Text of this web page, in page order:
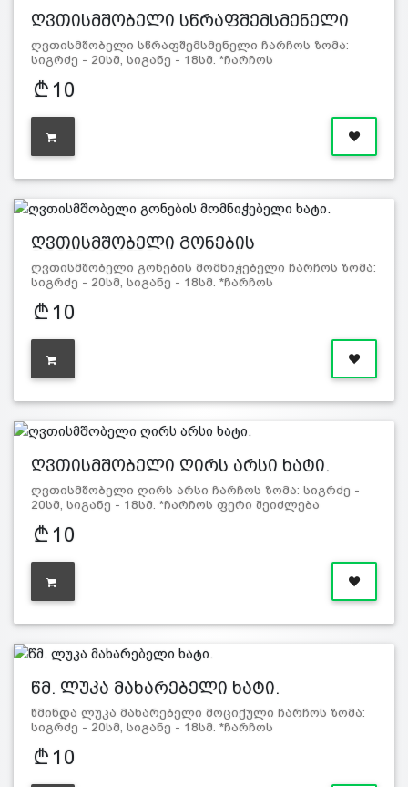
ღვთისმშობელი სწრაფშემსმენელი
ღვთისმშობელი სწრაფშემსმენელი ჩარჩოს ზომა:
სიგრძე - 20სმ, სიგანე - 18სმ. *ჩარჩოს
10
ღვთისმშობელი გონების
ღვთისმშობელი გონების მომნიჭებელი ჩარჩოს ზომა:
სიგრძე - 20სმ, სიგანე - 18სმ. *ჩარჩოს
10
ღვთისმშობელი ღირს არსი ხატი.
ღვთისმშობელი ღირს არსი ჩარჩოს ზომა: სიგრძე -
20სმ, სიგანე - 18სმ. *ჩარჩოს ფერი შეიძლება
10
წმ. ლუკა მახარებელი ხატი.
წმინდა ლუკა მახარებელი მოციქული ჩარჩოს ზომა:
სიგრძე - 20სმ, სიგანე - 18სმ. *ჩარჩოს
10